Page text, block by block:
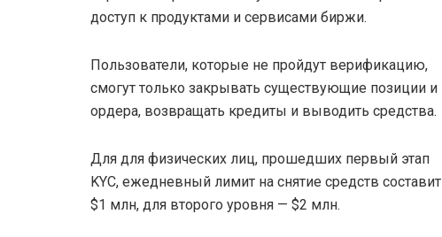
доступ к продуктами и сервисами биржи.
Пользователи, которые не пройдут верификацию,
смогут только закрывать существующие позиции и
ордера, возвращать кредиты и выводить средства.
Для для физических лиц, прошедших первый этап
KYC, ежедневный лимит на снятие средств составит
$1 млн, для второго уровня — $2 млн.